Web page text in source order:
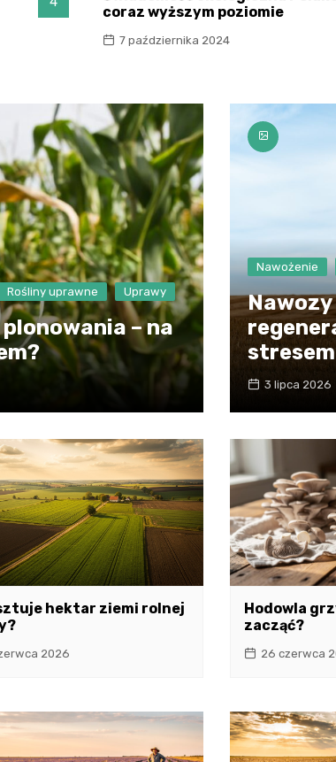
coraz wyższym poziomie
7 października 2024
Rośliny uprawne Uprawy
– na
Nawożenie
3 lipca 2026
hektar ziemi rolnej
2026
Hodowla
zacząć?
26 czerwca